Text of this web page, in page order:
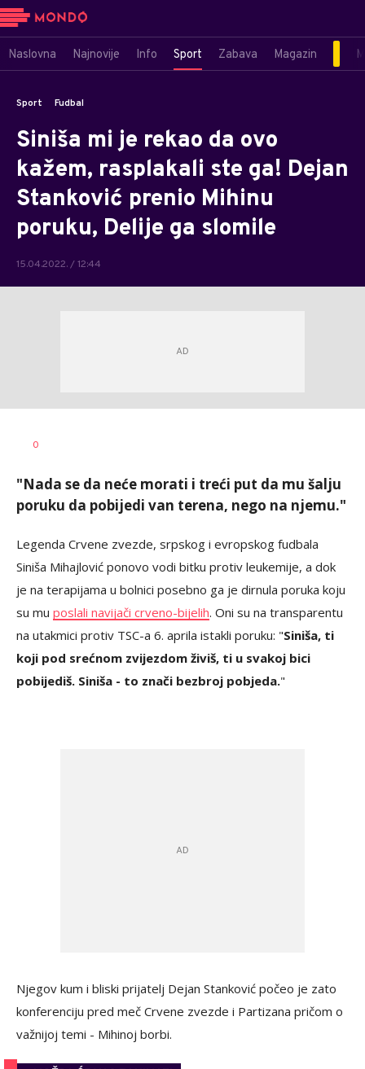
Naslovna Najnovije Info Sport Zabava Magazin
Sport Fudbal
Siniša mi je rekao da ovo
kažem, rasplakali ste ga! Dejan
Stanković prenio Mihinu
poruku, Delije ga slomile
15.04.2022. / 12:44
AUTOR
0
"Nada se da neće morati i treći put da mu šalju
poruku da pobijedi van terena, nego na njemu."
Legenda Crvene zvezde, srpskog i evropskog fudbala
Siniša Mihajlović ponovo vodi bitku protiv leukemije, a dok
je na terapijama u bolnici posebno ga je dirnula poruka koju
su mu poslali navijači crveno-bijelih. Oni su na transparentu
na utakmici protiv TSC-a 6. aprila istakli poruku: "Siniša, ti
koji pod srećnom zvijezdom živiš, ti u svakoj bici
pobijediš. Siniša - to znači bezbroj pobjeda."
Njegov kum i bliski prijatelj Dejan Stanković počeo je zato
konferenciju pred meč Crvene zvezde i Partizana pričom o
važnijoj temi - Mihinoj borbi.